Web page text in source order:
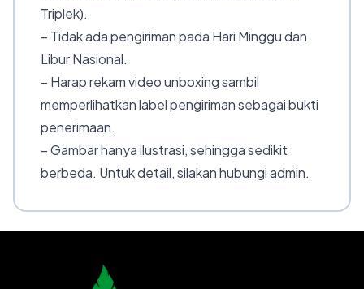
Triplek).
– Tidak ada pengiriman pada Hari Minggu dan
Libur Nasional.
– Harap rekam video unboxing sambil
memperlihatkan label pengiriman sebagai bukti
penerimaan.
– Gambar hanya ilustrasi, sehingga sedikit
berbeda. Untuk detail, silakan hubungi admin.